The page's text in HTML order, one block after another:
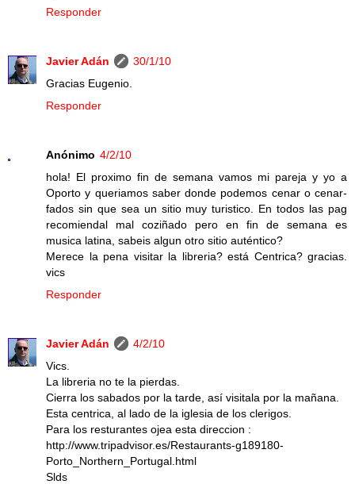
Responder
Javier Adán
30/1/10
Gracias Eugenio.
Responder
Anónimo 4/2/10
hola! El proximo fin de semana vamos mi pareja y yo a
Oporto y queriamos saber donde podemos cenar o cenar-
fados sin que sea un sitio muy turistico. En todos las pag
recomiendal mal coziñado pero en fin de semana es
musica latina, sabeis algun otro sitio auténtico?
Merece la pena visitar la libreria? está Centrica? gracias.
vics
Responder
Javier Adán
4/2/10
Vics.
La libreria no te la pierdas.
Cierra los sabados por la tarde, así visitala por la mañana.
Esta centrica, al lado de la iglesia de los clerigos.
Para los resturantes ojea esta direccion :
http://www.tripadvisor.es/Restaurants-g189180-
Porto_Northern_Portugal.html
Slds